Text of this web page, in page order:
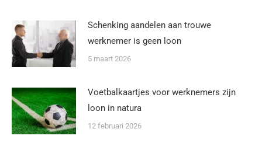
Schenking aandelen aan trouwe
werknemer is geen loon
5 maart 2026
Voetbalkaartjes voor werknemers zijn
loon in natura
12 februari 2026